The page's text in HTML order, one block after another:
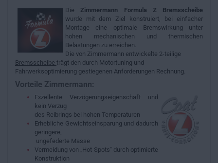
Die Zimmermann Formula Z Bremsscheibe
wurde mit dem Ziel konstruiert, bei einfacher
Montage eine optimale Bremswirkung unter
hohen mechanischen und thermischen
Belastungen zu erreichen.
Die von Zimmermann entwickelte 2-teilige
Bremsscheibe trägt den durch Motortuning und
Fahrwerksoptimierung gestiegenen Anforderungen Rechnung.
Vorteile Zimmermann:
Exzellente Verzögerungseigenschaft und
kein Verzug
des Reibrings bei hohen Temperaturen
Erhebliche Gewichtseinsparung und dadurch
geringere,
ungefederte Masse
Vermeidung von „Hot Spots" durch optimierte
Konstruktion